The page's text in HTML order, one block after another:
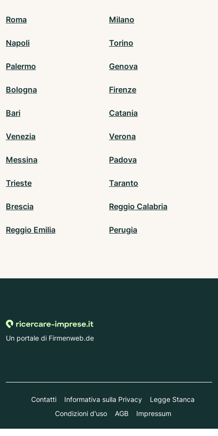
Roma Milano
Napoli Torino
Palermo Genova
Bologna Firenze
Bari Catania
Venezia Verona
Messina Padova
Trieste Taranto
Brescia Reggio Calabria
Reggio Emilia Perugia
Un portale di Firmenweb.de
Contatti Informativa sulla Privacy
Legge Stanca
Condizioni d'uso
AGB Impressum